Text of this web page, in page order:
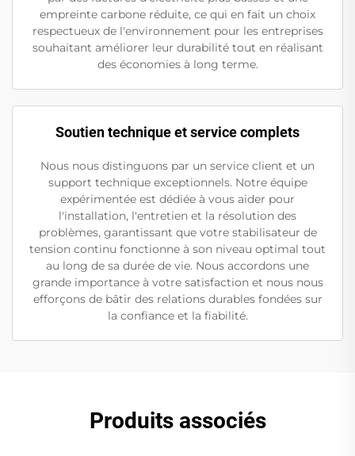
empreinte carbone réduite, ce qui en fait un choix
respectueux de l'environnement pour les entreprises
souhaitant améliorer leur durabilité tout en réalisant
des économies à long terme.
Soutien technique et service complets
Nous nous distinguons par un service client et un
support technique exceptionnels. Notre équipe
expérimentée est dédiée à vous aider pour
l'installation, l'entretien et la résolution des
problèmes, garantissant que votre stabilisateur de
tension continu fonctionne à son niveau optimal tout
au long de sa durée de vie. Nous accordons une
grande importance à votre satisfaction et nous nous
efforçons de bâtir des relations durables fondées sur
la confiance et la fiabilité.
Produits associés